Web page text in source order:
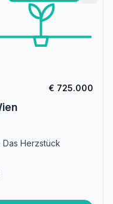
€ 725.000
Das Herzstück